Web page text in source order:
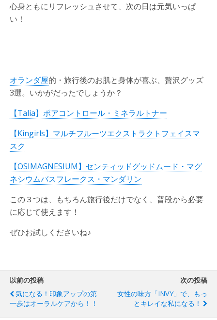
心身ともにリフレッシュさせて、次の日は元気いっぱ
い！
オランダ屋的・旅行後のお肌と身体が喜ぶ、贅沢グッズ
3選。いかがだったでしょうか？
【Talia】ポアコントロール・ミネラルトナー
【Kingirls】マルチフルーツエクストラクトフェイスマ
スク
【OSIMAGNESIUM】センティッドグッドムード・マグ
ネシウムバスフレークス・マンダリン
この３つは、もちろん旅行後だけでなく、普段から必要
に応じて使えます！
ぜひお試しくださいね♪
以前の投稿
気になる！印象アップの第
一歩はオーラルケアから！！
次の投稿
女性の味方「INVY」で、もっ
とキレイな私になる！